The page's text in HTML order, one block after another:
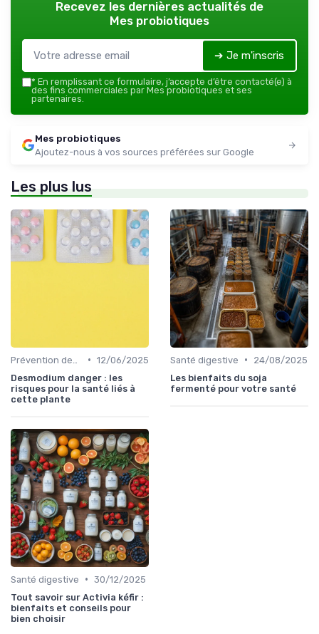
Recevez les dernières actualités de
Mes probiotiques
➔ Je m'inscris
* En remplissant ce formulaire, j’accepte d’être contacté(e) à
des fins commerciales par Mes probiotiques et ses
partenaires.
Mes probiotiques
Ajoutez-nous à vos sources préférées sur Google
Les plus lus
• 12/06/2025
Desmodium danger : les
risques pour la santé liés à
cette plante
Santé digestive •
24/08/2025
Les bienfaits du soja
fermenté pour votre santé
Santé digestive • 30/12/2025
Tout savoir sur Activia kéfir :
bienfaits et conseils pour
bien choisir